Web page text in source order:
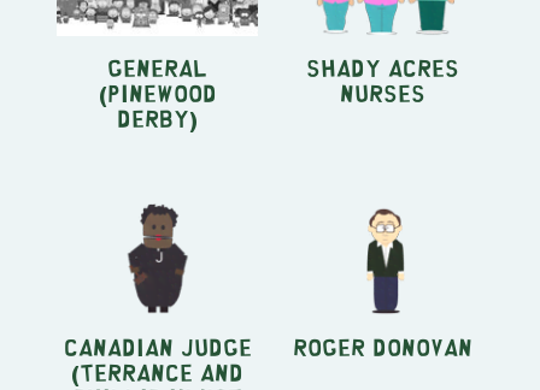
General
(Pinewood
Derby)
Shady Acres
Nurses
Canadian Judge
(Terrance and
Roger Donovan